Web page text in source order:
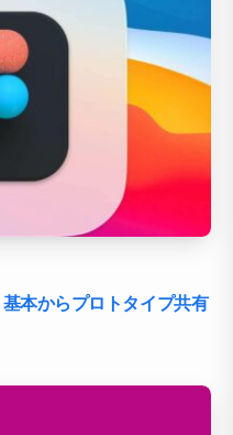
本からプロトタイプ共有